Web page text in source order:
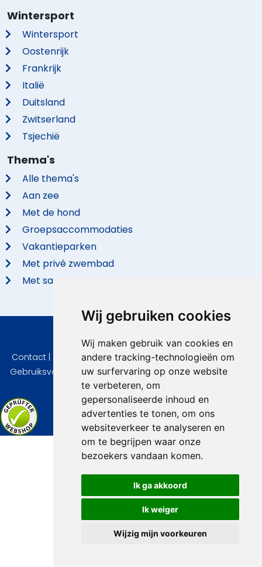
Wij gebruiken cookies
Wij maken gebruik van cookies en
andere tracking-technologieën om
uw surfervaring op onze website
te verbeteren, om
gepersonaliseerde inhoud en
advertenties te tonen, om ons
websiteverkeer te analyseren en
om te begrijpen waar onze
bezoekers vandaan komen.
Ik ga akkoord
Ik weiger
Wijzig mijn voorkeuren
Wintersport
Wintersport
Oostenrijk
Frankrijk
Italië
Duitsland
Zwitserland
Tsjechië
Thema's
Alle thema's
Aan zee
Met de hond
Groepsaccommodaties
Vakantieparken
Met privé zwembad
Met sauna
© 2026 VidaVilla.com
Contact Privacy|Cookie instellingen|Herroepingsrecht
Gebruiksvoorwaarden|Imprint|Informatie Beoordelingen